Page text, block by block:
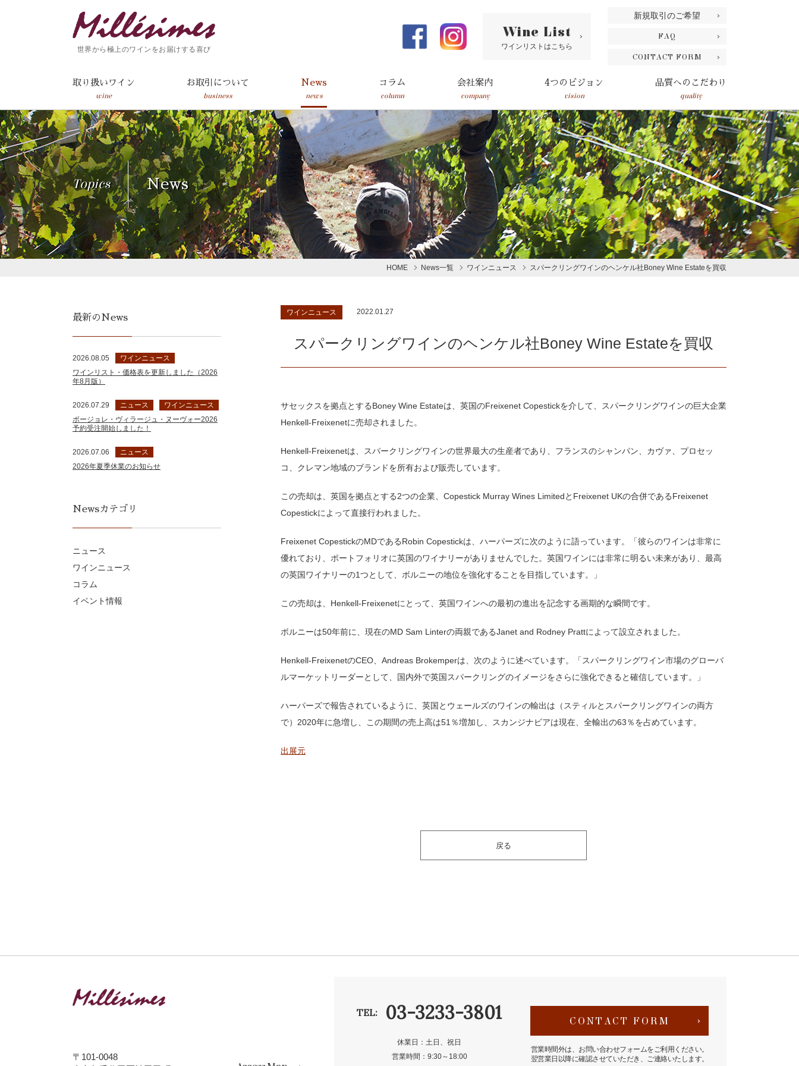
世界から極上のワインをお届けする喜び
Wine List
ワインリストはこちら
新規取引のご希望
FAQ
CONTACT FORM
取り扱いワイン
wine
お取引について
business
News
news
コラム
column
会社案内
company
4つのビジョン
vision
品質へのこだわり
quality
Topics News
HOME News一覧 ワインニュース スパークリングワインのヘンケル社Boney Wine Estateを買収
ワインニュース 2022.01.27
スパークリングワインのヘンケル社Boney Wine Estateを買収
サセックスを拠点とするBoney Wine Estateは、英国のFreixenet Copestickを介して、スパークリングワインの巨大企業
Henkell-Freixenetに売却されました。
Henkell-Freixenetは、スパークリングワインの世界最大の生産者であり、フランスのシャンパン、カヴァ、プロセッ
コ、クレマン地域のブランドを所有および販売しています。
この売却は、英国を拠点とする2つの企業、Copestick Murray Wines LimitedとFreixenet UKの合併であるFreixenet
Copestickによって直接行われました。
Freixenet CopestickのMDであるRobin Copestickは、ハーパーズに次のように語っています。「彼らのワインは非常に
優れており、ポートフォリオに英国のワイナリーがありませんでした。英国ワインには非常に明るい未来があり、最高
の英国ワイナリーの1つとして、ボルニーの地位を強化することを目指しています。」
この売却は、Henkell-Freixenetにとって、英国ワインへの最初の進出を記念する画期的な瞬間です。
ボルニーは50年前に、現在のMD Sam Linterの両親であるJanet and Rodney Prattによって設立されました。
Henkell-FreixenetのCEO、Andreas Brokemperは、次のように述べています。「スパークリングワイン市場のグローバ
ルマーケットリーダーとして、国内外で英国スパークリングのイメージをさらに強化できると確信しています。」
ハーパーズで報告されているように、英国とウェールズのワインの輸出は（スティルとスパークリングワインの両方
で）2020年に急増し、この期間の売上高は51％増加し、スカンジナビアは現在、全輸出の63％を占めています。
出展元
戻る
最新のNews
2026.08.05
ワインニュース
ワインリスト・価格表を更新しました（2026
年8月版）
2026.07.29 ニュース
ワインニュース
ボージョレ・ヴィラージュ・ヌーヴォー2026
予約受注開始しました！
2026.07.06
ニュース
2026年夏季休業のお知らせ
Newsカテゴリ
ニュース
ワインニュース
コラム
イベント情報
TEL: 03-3233-3801
休業日：土日、祝日
営業時間：9:30～18:00
CONTACT FORM
営業時間外は、お問い合わせフォームをご利用ください。
翌営業日以降に確認させていただき、ご連絡いたします。
〒101-0048